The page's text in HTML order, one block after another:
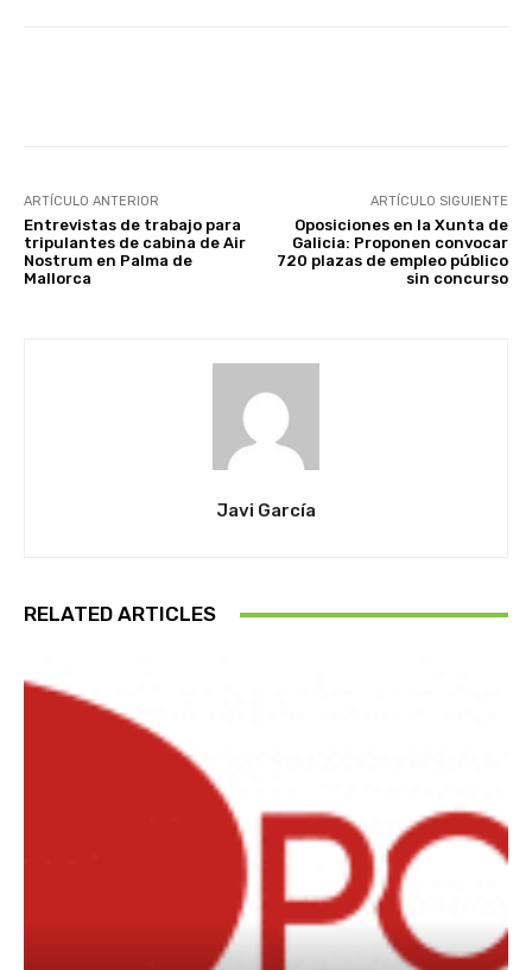
ARTÍCULO ANTERIOR
Entrevistas de trabajo para
tripulantes de cabina de Air
Nostrum en Palma de
Mallorca
ARTÍCULO SIGUIENTE
Oposiciones en la Xunta de
Galicia: Proponen convocar
720 plazas de empleo público
sin concurso
Javi García
RELATED ARTICLES